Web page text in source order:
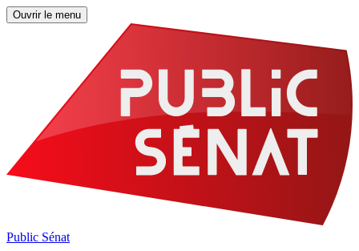
Ouvrir le menu
Public Sénat